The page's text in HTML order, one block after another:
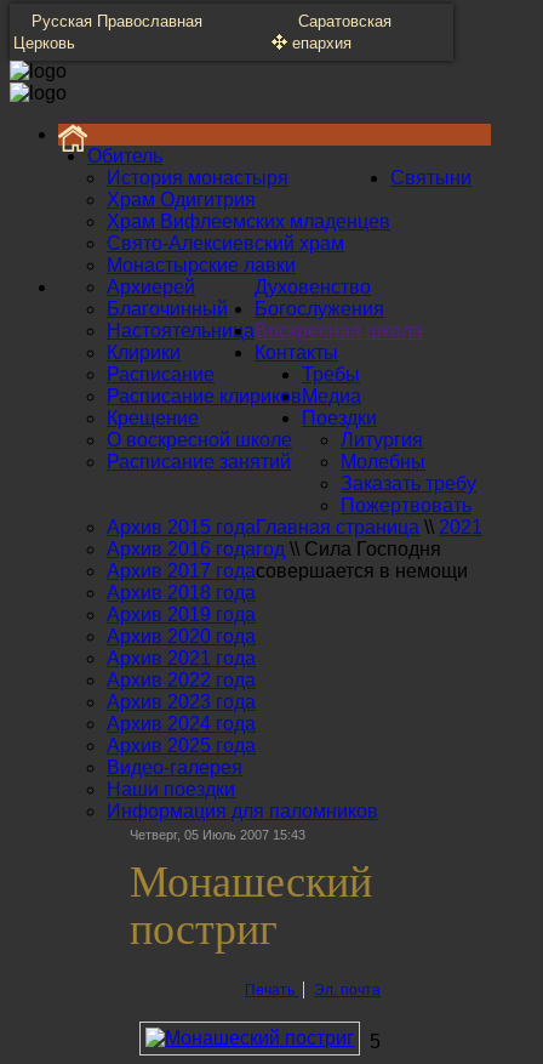
Русская Православная
Церковь
Саратовская
епархия
Обитель
История монастыря
Храм Одигитрия
Храм Вифлеемских младенцев
Свято-Алексиевский храм
Монастырские лавки
Святыни
Духовенство
Архиерей
Благочинный
Настоятельница
Клирики
Богослужения
Расписание
Расписание клириков
Крещение
Воскресная школа
О воскресной школе
Расписание занятий
Контакты
Требы
Литургия
Молебны
Заказать требу
Пожертвовать
Медиа
Архив 2015 года
Архив 2016 года
Архив 2017 года
Архив 2018 года
Архив 2019 года
Архив 2020 года
Архив 2021 года
Архив 2022 года
Архив 2023 года
Архив 2024 года
Архив 2025 года
Видео-галерея
Поездки
Наши поездки
Информация для паломников
Главная страница \\ 2021
год \\ Сила Господня
совершается в немощи
Четверг, 05 Июль 2007 15:43
Монашеский
постриг
Печать Эл. почта
5